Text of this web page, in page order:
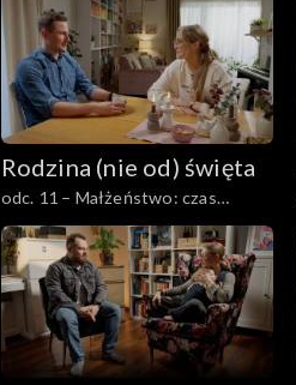
emocjonalne i kiedy szukać
pomocy?
Rodzina (nie od) święta
odc. 11 – Małżeństwo: czas
wspólny i czas dla siebie